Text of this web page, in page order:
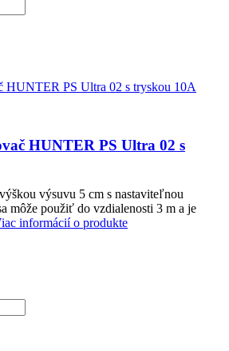
HUNTER PS Ultra 02 s
výsuvu 5 cm s nastaviteľnou
môže použiť do vzdialenosti 3 m a je
informácií o produkte